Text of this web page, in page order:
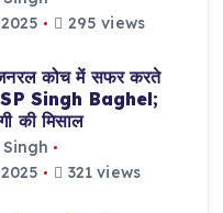
295 views
कोच में सफर करते
SP Singh Baghel;
की मिसाल
321 views